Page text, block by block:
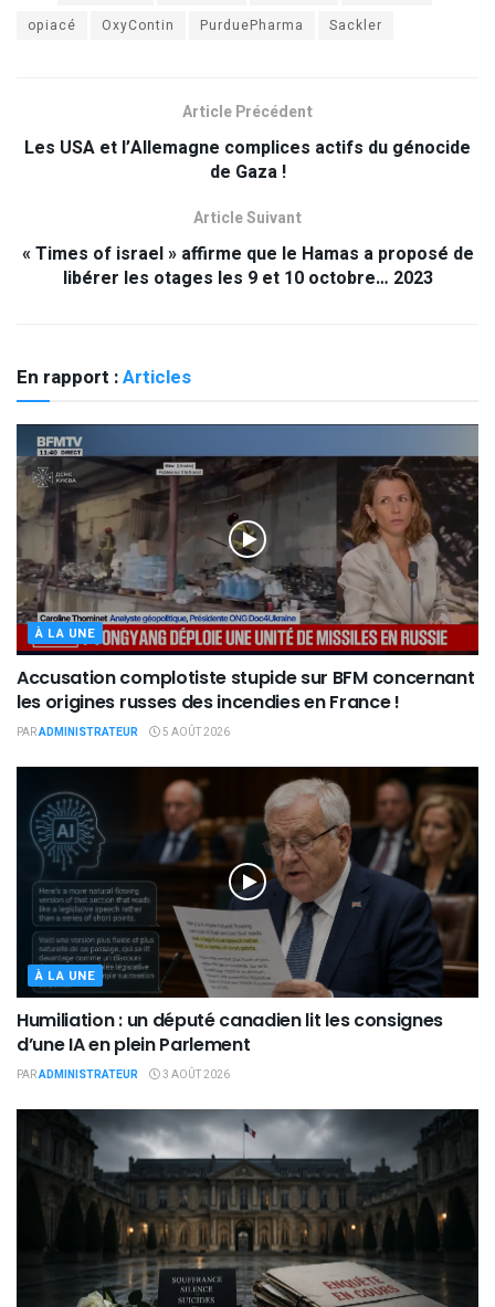
opiacé
OxyContin PurduePharma Sackler
Article Précédent
Les USA et l’Allemagne complices actifs du génocide
de Gaza !
Article Suivant
« Times of israel » affirme que le Hamas a proposé de
libérer les otages les 9 et 10 octobre… 2023
En rapport :Articles
À LA UNE
Accusation complotiste stupide sur BFM concernant
les origines russes des incendies en France !
PARADMINISTRATEUR 5 AOÛT 2026
À LA UNE
Humiliation : un député canadien lit les consignes
d’une IA en plein Parlement
PARADMINISTRATEUR 3 AOÛT 2026